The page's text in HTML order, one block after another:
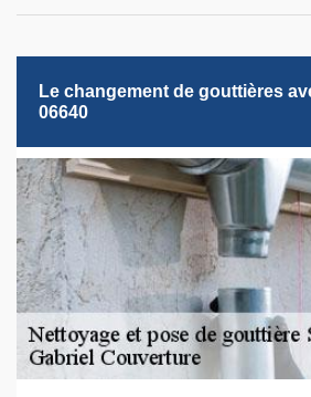
Le changement de gouttières
06640